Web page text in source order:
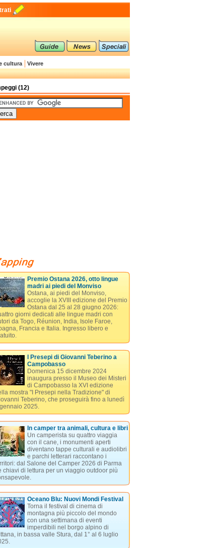
cultura Vivere
(12)
Premio Ostana 2026, otto lingue
madri ai piedi del Monviso
Ostana, ai piedi del Monviso,
accoglie la XVIII edizione del Premio
Ostana dal 25 al 28 giugno 2026:
giorni dedicati alle lingue madri con
da Togo, Réunion, India, Isole Faroe,
Francia e Italia. Ingresso libero e
I Presepi di Giovanni Teberino a
Campobasso
Domenica 15 dicembre 2024
inaugura presso il Museo dei Misteri
di Campobasso la XVI edizione
mostra "I Presepi nella Tradizione" di
Teberino, che proseguirà fino a lunedì
2025.
In camper tra animali, cultura e libri
Un camperista su quattro viaggia
con il cane, i monumenti aperti
diventano tappe culturali e audiolibri
e parchi letterari raccontano i
dal Salone del Camper 2026 di Parma
chiavi di lettura per un viaggio outdoor più
Oceano Blu: Nuovi Mondi Festival
Torna il festival di cinema di
montagna più piccolo del mondo
con una settimana di eventi
imperdibili nel borgo alpino di
in bassa valle Stura, dal 1° al 6 luglio